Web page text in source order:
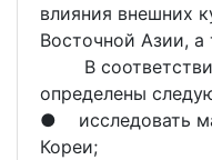
влияния внешних
Восточной Азии,
В
определены
● исследовать
Кореи;